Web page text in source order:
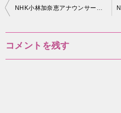
投
NHK小林加奈恵アナウンサーの年齢やカップの情報を知りたい！
コメントを残す